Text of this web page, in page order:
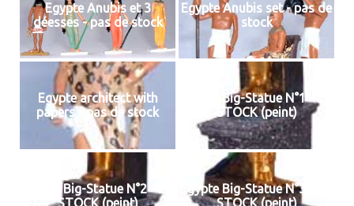
Egypte Anubis et 3
déesses - pas de stock
Egypte Anubis set - pas de
stock
Egypte architect with
papers - pas de stock
Egypte Big-Statue N°1 - EN
STOCK (peint)
Egypte Big-Statue N°2 - EN
STOCK (peint)
Egypte Big-Statue N°3 - EN
STOCK (peint)